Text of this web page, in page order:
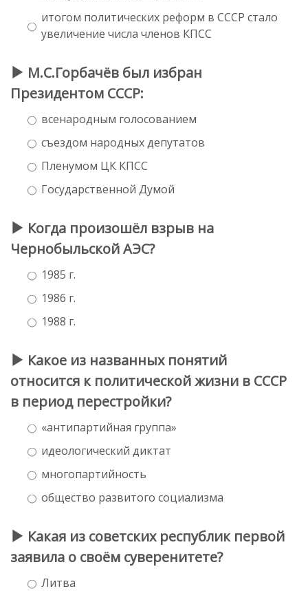
итогом политических реформ в СССР стало
увеличение числа членов КПСС
М.С.Горбачёв был избран
Президентом СССР:
всенародным голосованием
съездом народных депутатов
Пленумом ЦК КПСС
Государственной Думой
Когда произошёл взрыв на
Чернобыльской АЭС?
1985 г.
1986 г.
1988 г.
Какое из названных понятий
относится к политической жизни в СССР
в период перестройки?
«антипартийная группа»
идеологический диктат
многопартийность
общество развитого социализма
Какая из советских республик первой
заявила о своём суверенитете?
Литва